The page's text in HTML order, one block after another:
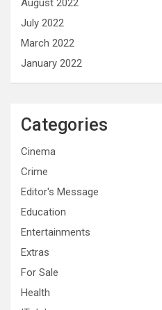
August 2022
July 2022
March 2022
January 2022
Categories
Cinema
Crime
Editor's Message
Education
Entertainments
Extras
For Sale
Health